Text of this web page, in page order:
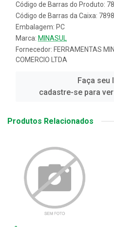
Código de Barras do Produto:
Código de Barras da Caixa:
Embalagem: PC
Marca: MINASUL
Fornecedor: FERRAMENTAS
COMERCIO LTDA
Faça seu
cadastre-se para
Produtos Relacionados